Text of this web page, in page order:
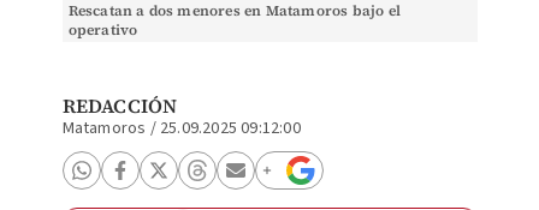
Rescatan a dos menores en Matamoros bajo el
operativo
REDACCIÓN
Matamoros / 25.09.2025 09:12:00